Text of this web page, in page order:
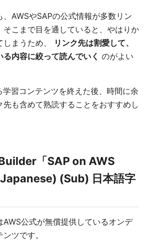
、AWSやSAPの公式情報が多数リン
そこまで目を通していると、やはりか
まうため、
リンク先は割愛して、
内容に絞って読んでいく のがよい
習コンテンツを終えた後、時間に余
も含めて熟読することをおすすめし
「SAP on AWS
(Sub) 日本語字
公式が無償提供しているオンデ
ツです。